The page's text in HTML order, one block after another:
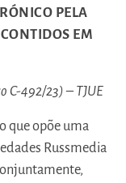
PELA
EM
C-492/23) – TJUE
que opõe uma
Russmedia